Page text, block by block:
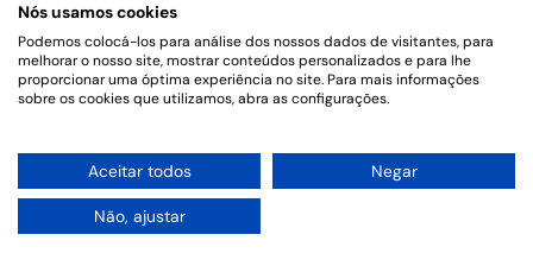
Copyright © 2026. All rights reserved.
Nós usamos cookies
Podemos colocá-los para análise dos nossos dados de visitantes, para
melhorar o nosso site, mostrar conteúdos personalizados e para lhe
proporcionar uma óptima experiência no site. Para mais informações
sobre os cookies que utilizamos, abra as configurações.
Aceitar todos Negar
Não, ajustar